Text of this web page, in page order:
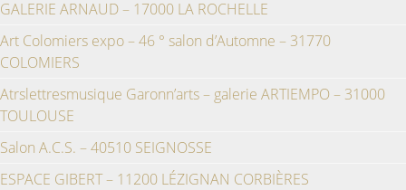
GALERIE ARNAUD – 17000 LA ROCHELLE
Art Colomiers expo – 46 ° salon d’Automne – 31770
COLOMIERS
Atrslettresmusique Garonn’arts – galerie ARTIEMPO – 31000
TOULOUSE
Salon A.C.S. – 40510 SEIGNOSSE
ESPACE GIBERT – 11200 LÉZIGNAN CORBIÈRES